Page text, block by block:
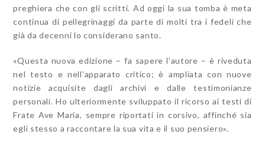
preghiera che con gli scritti. Ad oggi la sua tomba è meta
continua di pellegrinaggi da parte di molti tra i fedeli che
già da decenni lo considerano santo.
«Questa nuova edizione – fa sapere l’autore – è riveduta
nel testo e nell’apparato cri­tico; è ampliata con nuove
notizie acquisite dagli archivi e dalle testimonianze
personali. Ho ulteriormente sviluppato il ricorso ai testi di
Frate Ave Ma­ria, sempre riportati in corsivo, affinché sia
egli stesso a racconta­re la sua vita e il suo pensiero».